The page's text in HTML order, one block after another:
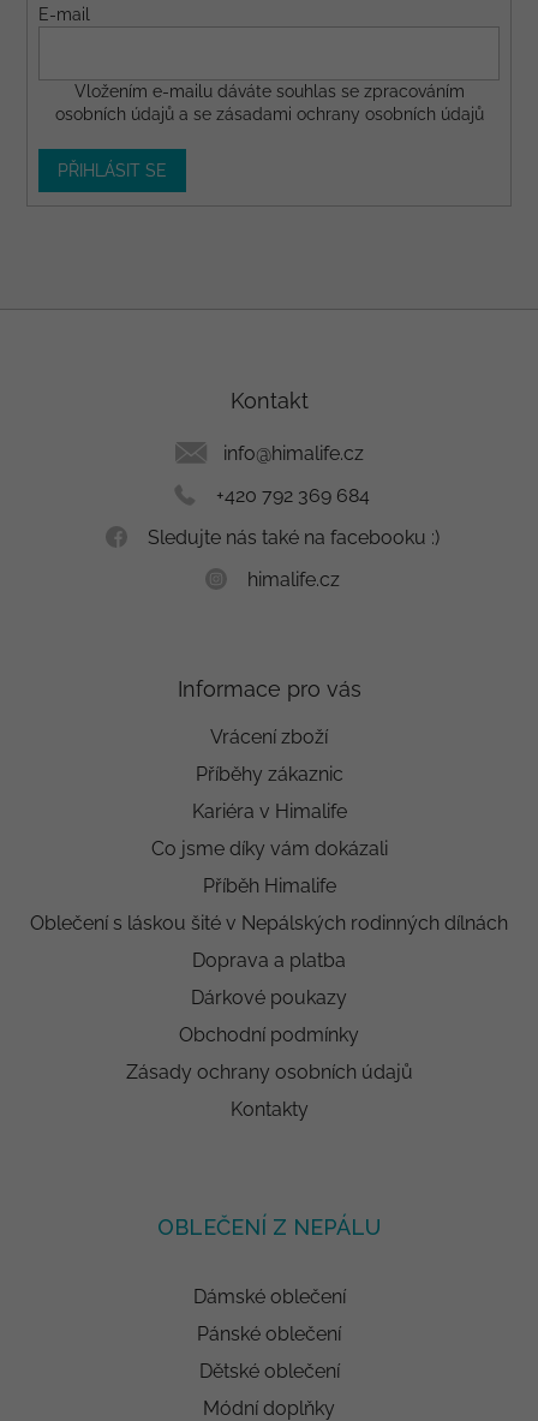
E-mail
Vložením e-mailu dáváte souhlas se zpracováním
osobních údajů a se zásadami ochrany osobních údajů
PŘIHLÁSIT SE
Kontakt
info@himalife.cz
+420 792 369 684
Sledujte nás také na facebooku :)
himalife.cz
Informace pro vás
Vrácení zboží
Příběhy zákaznic
Kariéra v Himalife
Co jsme díky vám dokázali
Příběh Himalife
Oblečení s láskou šité v Nepálských rodinných dílnách
Doprava a platba
Dárkové poukazy
Obchodní podmínky
Zásady ochrany osobních údajů
Kontakty
OBLEČENÍ Z NEPÁLU
Dámské oblečení
Pánské oblečení
Dětské oblečení
Módní doplňky